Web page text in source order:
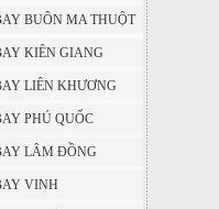
BUÔN MA THUỘT
KIÊN GIANG
LIÊN KHƯƠNG
PHÚ QUỐC
LÂM ĐỒNG
VINH